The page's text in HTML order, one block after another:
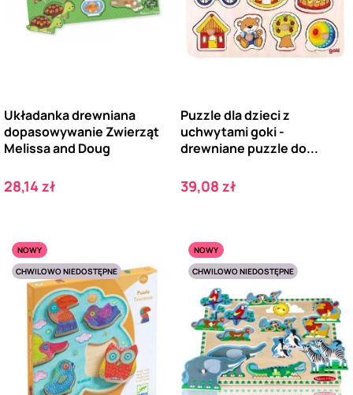
Układanka drewniana
dopasowywanie Zwierząt
Melissa and Doug
Cena
28,14 zł
Puzzle dla dzieci z
uchwytami goki -
drewniane puzzle do...
Cena
39,08 zł
NOWY
CHWILOWO NIEDOSTĘPNE
NOWY
CHWILOWO NIEDOSTĘPNE